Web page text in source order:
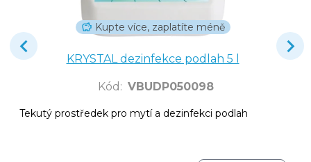
Kupte více, zaplatíte méně
KRYSTAL dezinfekce podlah 5 l
Kód : VBUDP050098
Tekutý prostředek pro mytí a dezinfekci podlah